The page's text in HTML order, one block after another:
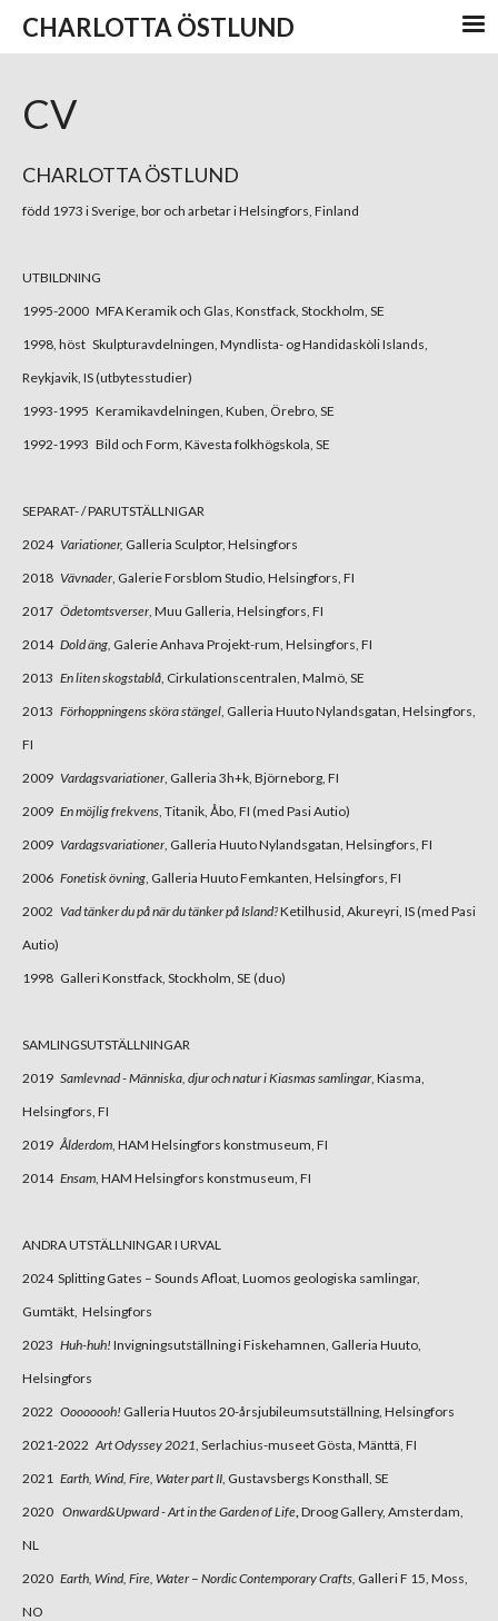
CHARLOTTA ÖSTLUND
CV
CHARLOTTA ÖSTLUND
född 1973 i Sverige, bor och arbetar i Helsingfors, Finland
UTBILDNING
1995-2000 MFA Keramik och Glas, Konstfack, Stockholm, SE
1998, höst Skulpturavdelningen, Myndlista- og Handidaskòli Islands,
Reykjavik, IS (utbytesstudier)
1993-1995 Keramikavdelningen, Kuben, Örebro, SE
1992-1993 Bild och Form, Kävesta folkhögskola, SE
SEPARAT- / PARUTSTÄLLNIGAR
2024 Variationer, Galleria Sculptor, Helsingfors
2018 Vävnader, Galerie Forsblom Studio, Helsingfors, FI
2017 Ödetomtsverser, Muu Galleria, Helsingfors, FI
2014 Dold äng, Galerie Anhava Projekt-rum, Helsingfors, FI
2013 En liten skogstablå, Cirkulationscentralen, Malmö, SE
2013 Förhoppningens sköra stängel, Galleria Huuto Nylandsgatan, Helsingfors,
FI
2009 Vardagsvariationer, Galleria 3h+k, Björneborg, FI
2009 En möjlig frekvens, Titanik, Åbo, FI (med Pasi Autio)
2009 Vardagsvariationer, Galleria Huuto Nylandsgatan, Helsingfors, FI
2006 Fonetisk övning, Galleria Huuto Femkanten, Helsingfors, FI
2002 Vad tänker du på när du tänker på Island?Ketilhusid, Akureyri, IS (med Pasi
Autio)
1998 Galleri Konstfack, Stockholm, SE (duo)
SAMLINGSUTSTÄLLNINGAR
2019 Samlevnad -Människa, djur och natur i Kiasmas samlingar, Kiasma,
Helsingfors, FI
2019Ålderdom, HAM Helsingfors konstmuseum, FI
2014 Ensam, HAM Helsingfors konstmuseum, FI
ANDRA UTSTÄLLNINGAR I URVAL
2024 Splitting Gates – Sounds Afloat, Luomos geologiska samlingar,
Gumtäkt, Helsingfors
2023 Huh-huh! Invigningsutställning i Fiskehamnen, Galleria Huuto,
Helsingfors
2022 Oooooooh! Galleria Huutos 20-årsjubileumsutställning, Helsingfors
2021-2022Art Odyssey 2021, Serlachius-museet Gösta, Mänttä, FI
2021 Earth, Wind, Fire, Water part II, Gustavsbergs Konsthall, SE
2020 Onward&Upward - Art in the Garden of Life,Droog Gallery, Amsterdam,
NL
2020 Earth, Wind, Fire, Water– Nordic Contemporary Crafts, Galleri F 15, Moss,
NO